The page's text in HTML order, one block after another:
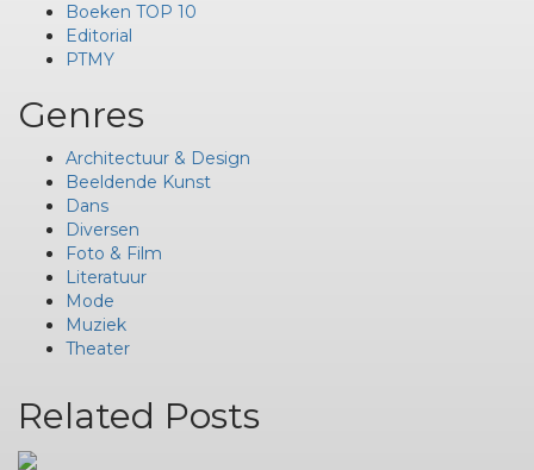
Boeken TOP 10
Editorial
PTMY
Genres
Architectuur & Design
Beeldende Kunst
Dans
Diversen
Foto & Film
Literatuur
Mode
Muziek
Theater
Related Posts